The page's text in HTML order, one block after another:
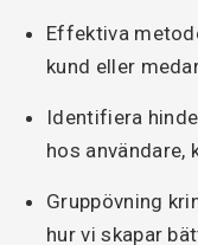
Effektiva
kund eller
Identifiera
hos användare,
Gruppövning
hur vi skapar